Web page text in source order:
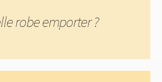
robe emporter ?